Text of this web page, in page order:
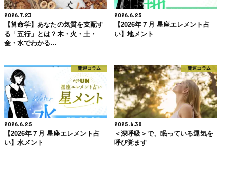
2026.7.23
【算命学】あなたの気質を支配す
る「五行」とは？木・火・土・
金・水でわかる…
2026.6.25
【2026年７月 星座エレメント占
い】地メント
開運コラム
2026.6.25
【2026年７月 星座エレメント占
い】水メント
開運コラム
2025.6.30
＜深呼吸＞で、眠っている運気を
呼び覚ます